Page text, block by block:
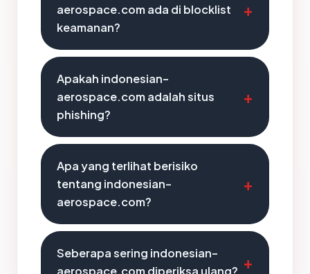
aerospace.com ada di blocklist
keamanan?
Apakah indonesian-
aerospace.com adalah situs
phishing?
Apa yang terlihat berisiko
tentang indonesian-
aerospace.com?
Seberapa sering indonesian-
aerospace.com diperiksa ulang?